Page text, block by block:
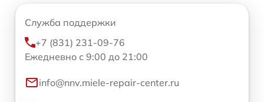
Служба поддержки
+7 (831) 231-09-76
Ежедневно с 9:00 до 21:00
info@nnv.miele-repair-center.ru